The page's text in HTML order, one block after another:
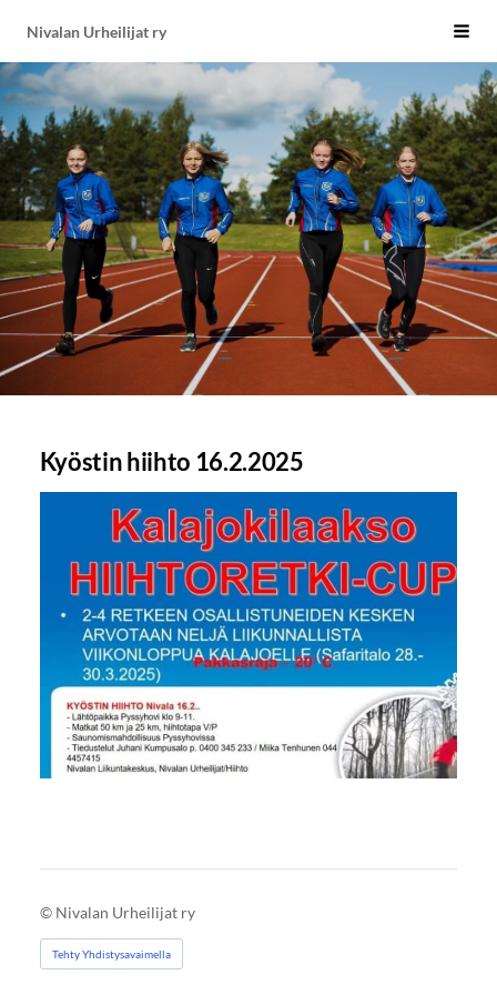
Siirry
sisältöön
Nivalan Urheilijat ry
Kyöstin hiihto 16.2.2025
© Nivalan Urheilijat ry
Tehty Yhdistysavaimella